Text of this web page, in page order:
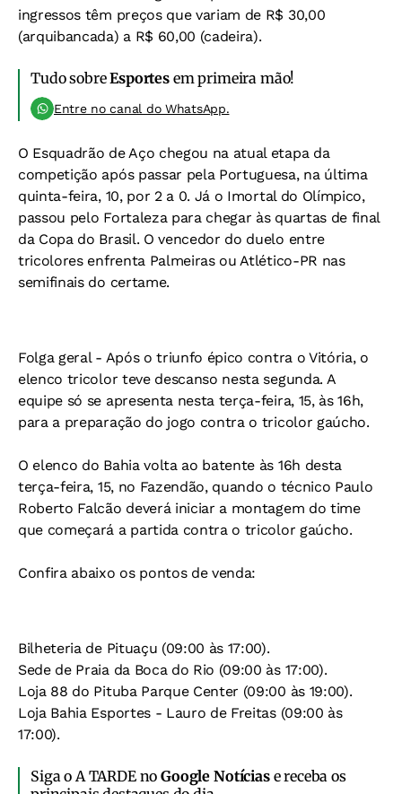
ingressos têm preços que variam de R$ 30,00
(arquibancada) a R$ 60,00 (cadeira).
Tudo sobreEsportesem primeira mão!
Entre no canal do WhatsApp.
O Esquadrão de Aço chegou na atual etapa da
competição após passar pela Portuguesa, na última
quinta-feira, 10, por 2 a 0. Já o Imortal do Olímpico,
passou pelo Fortaleza para chegar às quartas de final
da Copa do Brasil. O vencedor do duelo entre
tricolores enfrenta Palmeiras ou Atlético-PR nas
semifinais do certame.
Folga geral - Após o triunfo épico contra o Vitória, o
elenco tricolor teve descanso nesta segunda. A
equipe só se apresenta nesta terça-feira, 15, às 16h,
para a preparação do jogo contra o tricolor gaúcho.
O elenco do Bahia volta ao batente às 16h desta
terça-feira, 15, no Fazendão, quando o técnico Paulo
Roberto Falcão deverá iniciar a montagem do time
que começará a partida contra o tricolor gaúcho.
Confira abaixo os pontos de venda:
Bilheteria de Pituaçu (09:00 às 17:00).
Sede de Praia da Boca do Rio (09:00 às 17:00).
Loja 88 do Pituba Parque Center (09:00 às 19:00).
Loja Bahia Esportes - Lauro de Freitas (09:00 às
17:00).
Siga o A TARDE noGoogle Notíciase receba os